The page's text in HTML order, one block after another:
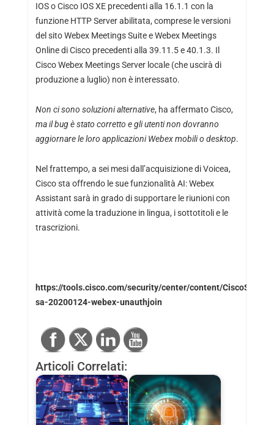
IOS o Cisco IOS XE precedenti alla 16.1.1 con la
funzione HTTP Server abilitata, comprese le versioni
del sito Webex Meetings Suite e Webex Meetings
Online di Cisco precedenti alla 39.11.5 e 40.1.3. Il
Cisco Webex Meetings Server locale (che uscirà di
produzione a luglio) non è interessato.
Non ci sono soluzioni alternative, ha affermato Cisco,
ma il bug è stato corretto e gli utenti non dovranno
aggiornare le loro applicazioni Webex mobili o desktop.
Nel frattempo, a sei mesi dall’acquisizione di Voicea,
Cisco sta offrendo le sue funzionalità AI: Webex
Assistant sarà in grado di supportare le riunioni con
attività come la traduzione in lingua, i sottotitoli e le
trascrizioni.
https://tools.cisco.com/security/center/content/
sa-20200124-webex-unauthjoin
Articoli Correlati: